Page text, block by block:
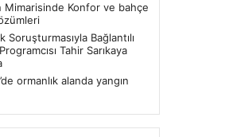
Mimarisinde Konfor ve bahçe
Soruşturmasıyla Bağlantılı
Tahir Sarıkaya
ormanlık alanda yangın